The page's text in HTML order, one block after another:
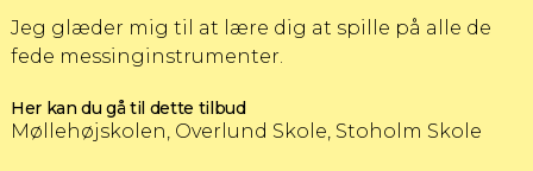
Jeg glæder mig til at lære dig at spille på alle de
fede messinginstrumenter.
Her kan du gå til dette tilbud
Møllehøjskolen, Overlund Skole, Stoholm Skole